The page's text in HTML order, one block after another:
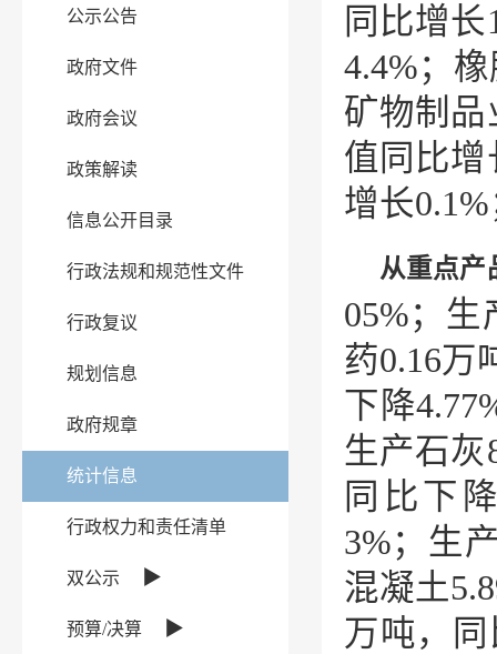
公示公告
政府文件
政府会议
政策解读
信息公开目录
行政法规和规范性文件
行政复议
规划信息
政府规章
统计信息
行政权力和责任清单
双公示 ▶
预算/决算 ▶
同比增
4.4%；
矿物制品
值同比增
增长
从重点产
05%；生
药0.16万
下降
生产石灰
同比下
3%；生
混凝土
万吨，同